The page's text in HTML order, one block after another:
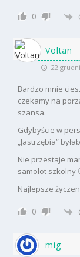
0
Voltan
22
Bardzo mnie
czekamy na
szansa.
Gdybyście w
„Jastrzębia”
Nie przestaje
samolot szkolny
Najlepsze
0
mig